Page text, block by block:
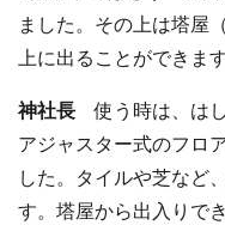
ました。その上は塔屋
上に出ることができます
神社長 使う時は、は
アジャスター式のフロ
した。タイルや芝など
す。塔屋から出入りで